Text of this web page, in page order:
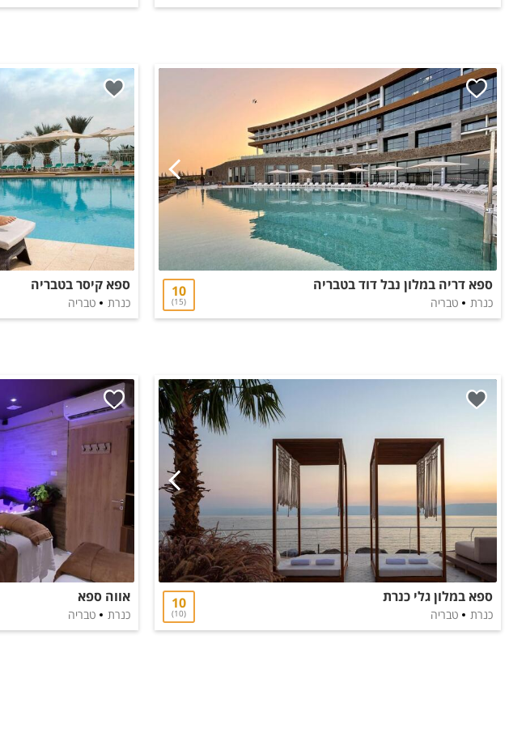
ספא דריה במלון נבל דוד בטבריה
כנרת טבריה
10
15
ספא קיסר בטבריה
כנרת טבריה
ספא במלון גלי כנרת
כנרת טבריה
10
10
אווה ספא
כנרת טבריה